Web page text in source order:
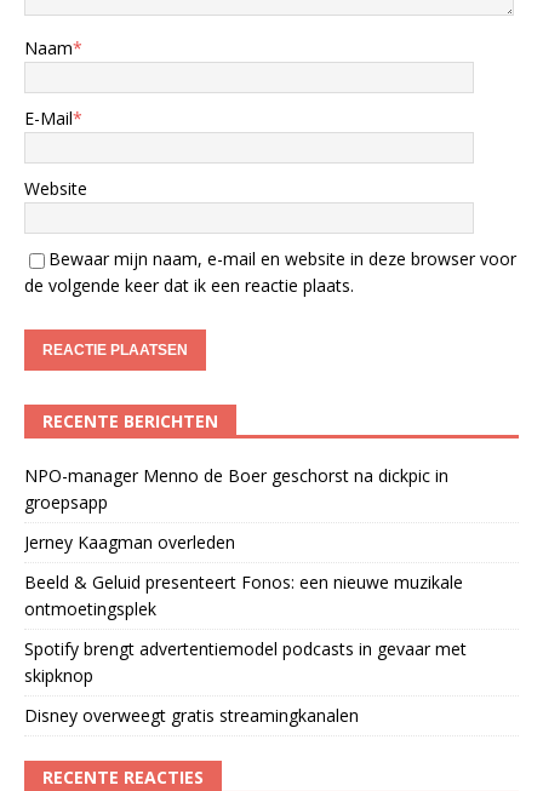
Naam*
E-Mail*
Website
Bewaar mijn naam, e-mail en website in deze browser voor
de volgende keer dat ik een reactie plaats.
RECENTE BERICHTEN
NPO-manager Menno de Boer geschorst na dickpic in
groepsapp
Jerney Kaagman overleden
Beeld & Geluid presenteert Fonos: een nieuwe muzikale
ontmoetingsplek
Spotify brengt advertentiemodel podcasts in gevaar met
skipknop
Disney overweegt gratis streamingkanalen
RECENTE REACTIES